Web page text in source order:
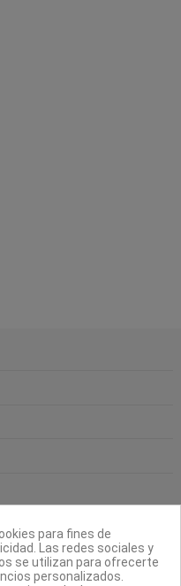
para fines de
Las redes sociales y
se utilizan para ofrecerte
personalizados.